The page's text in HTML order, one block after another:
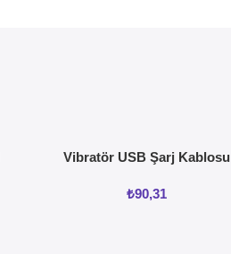
Vibratör USB Şarj Kablosu
₺90,31